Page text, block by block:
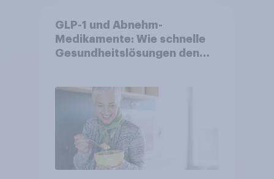
GLP-1 und Abnehm-
Medikamente: Wie schnelle
Gesundheitslösungen den